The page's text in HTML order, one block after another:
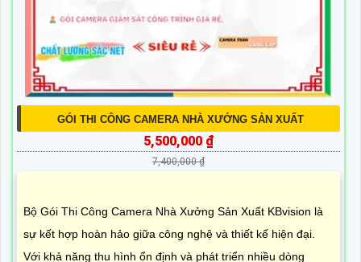
GÓI THI CÔNG CAMERA NHÀ XƯỞNG SẢN XUẤT
5,500,000 ₫
7,400,000 ₫
Bộ Gói Thi Công Camera Nhà Xưởng Sản Xuất KBvision là
sự kết hợp hoàn hảo giữa công nghệ và thiết kế hiện đại.
Với khả năng thu hình ổn định và phát triển nhiều dòng